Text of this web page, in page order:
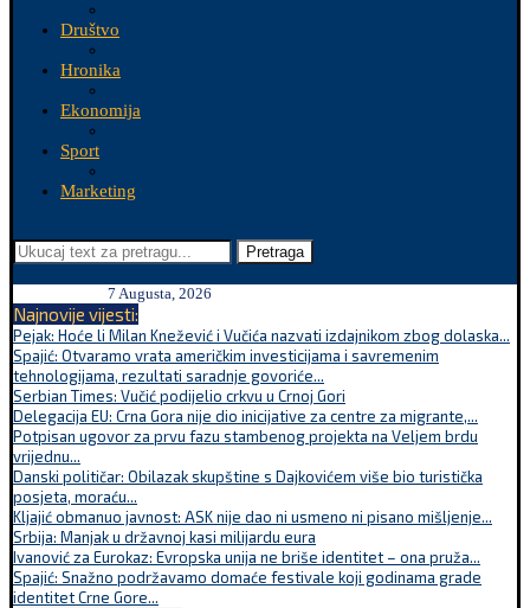
Društvo
Hronika
Ekonomija
Sport
Marketing
Pretraga
7 Augusta, 2026
Najnovije vijesti:
Pejak: Hoće li Milan Knežević i Vučića nazvati izdajnikom zbog dolaska...
Spajić: Otvaramo vrata američkim investicijama i savremenim
tehnologijama, rezultati saradnje govoriće...
Serbian Times: Vučić podijelio crkvu u Crnoj Gori
Delegacija EU: Crna Gora nije dio inicijative za centre za migrante,...
Potpisan ugovor za prvu fazu stambenog projekta na Veljem brdu
vrijednu...
Danski političar: Obilazak skupštine s Dajkovićem više bio turistička
posjeta, moraću...
Kljajić obmanuo javnost: ASK nije dao ni usmeno ni pisano mišljenje...
Srbija: Manjak u državnoj kasi milijardu eura
Ivanović za Eurokaz: Evropska unija ne briše identitet – ona pruža...
Spajić: Snažno podržavamo domaće festivale koji godinama grade
identitet Crne Gore...